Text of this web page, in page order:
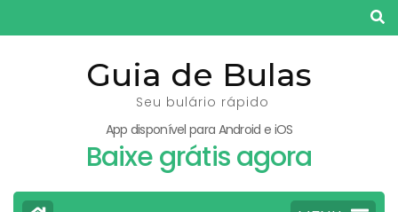
para
Guia de Bulas
Seu bulário rápido
App disponível para Android e iOS
Baixe grátis agora